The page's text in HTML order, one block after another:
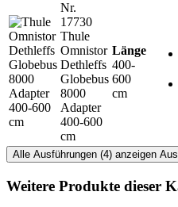
Nr.
17730
Thule
Omnistor
Dethleffs
Globebus
8000
Adapter
400-600
cm
Länge
400-
600
cm
Alle Ausführungen (4) anzeigen
Weitere Produkte dieser